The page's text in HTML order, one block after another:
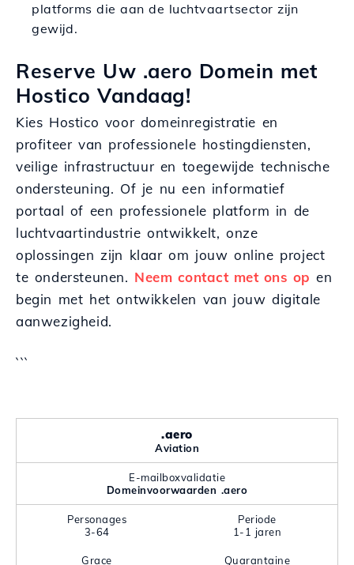
platforms die aan de luchtvaartsector zijn
gewijd.
Reserve Uw .aero Domein met
Hostico Vandaag!
Kies Hostico voor domeinregistratie en
profiteer van professionele hostingdiensten,
veilige infrastructuur en toegewijde technische
ondersteuning. Of je nu een informatief
portaal of een professionele platform in de
luchtvaartindustrie ontwikkelt, onze
oplossingen zijn klaar om jouw online project
te ondersteunen. Neem contact met ons op en
begin met het ontwikkelen van jouw digitale
aanwezigheid.
```
.aero
Aviation
E-mailboxvalidatie
Domeinvoorwaarden .aero
Personages
3-64
Periode
1-1 jaren
Grace Quarantaine